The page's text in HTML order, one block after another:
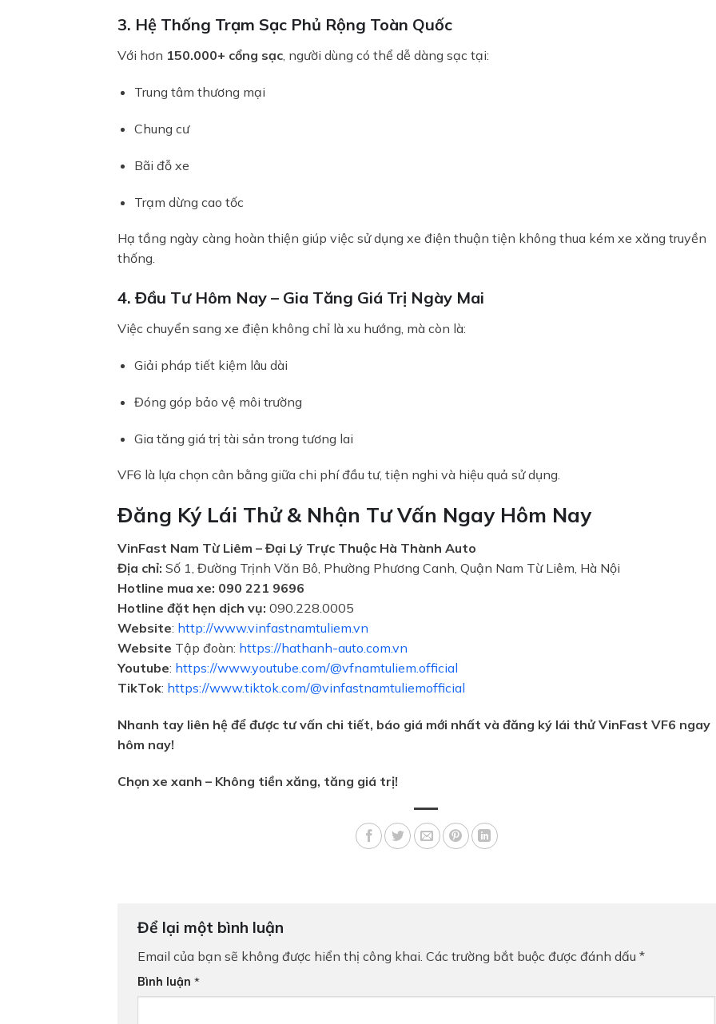
3. Hệ Thống Trạm Sạc Phủ Rộng Toàn Quốc
Với hơn 150.000+ cổng sạc, người dùng có thể dễ dàng sạc tại:
Trung tâm thương mại
Chung cư
Bãi đỗ xe
Trạm dừng cao tốc
Hạ tầng ngày càng hoàn thiện giúp việc sử dụng xe điện thuận tiện không thua kém xe xăng truyền
thống.
4. Đầu Tư Hôm Nay – Gia Tăng Giá Trị Ngày Mai
Việc chuyển sang xe điện không chỉ là xu hướng, mà còn là:
Giải pháp tiết kiệm lâu dài
Đóng góp bảo vệ môi trường
Gia tăng giá trị tài sản trong tương lai
VF6 là lựa chọn cân bằng giữa chi phí đầu tư, tiện nghi và hiệu quả sử dụng.
Đăng Ký Lái Thử & Nhận Tư Vấn Ngay Hôm Nay
VinFast Nam Từ Liêm – Đại Lý Trực Thuộc Hà Thành Auto
Địa chỉ: Số 1, Đường Trịnh Văn Bô, Phường Phương Canh, Quận Nam Từ Liêm, Hà Nội
Hotline mua xe: 090 221 9696
Hotline đặt hẹn dịch vụ: 090.228.0005
Website: http://www.vinfastnamtuliem.vn
Website Tập đoàn: https://hathanh-auto.com.vn
Youtube: https://www.youtube.com/@vfnamtuliem.official
TikTok: https://www.tiktok.com/@vinfastnamtuliemofficial
Nhanh tay liên hệ để được tư vấn chi tiết, báo giá mới nhất và đăng ký lái thử VinFast VF6 ngay
hôm nay!
Chọn xe xanh – Không tiền xăng, tăng giá trị!
Để lại một bình luận
Email của bạn sẽ không được hiển thị công khai. Các trường bắt buộc được đánh dấu *
Bình luận *